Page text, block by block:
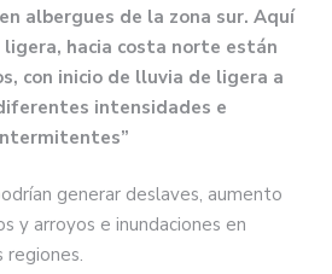
albergues de la zona sur. Aquí
ligera, hacia costa norte están
con inicio de lluvia de ligera a
intensidades e
generar deslaves, aumento
y arroyos e inundaciones en
regiones.